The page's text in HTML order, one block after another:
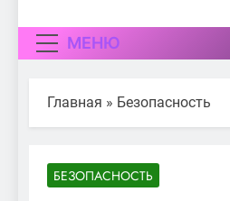
МЕНЮ
Главная » Безопасность
БЕЗОПАСНОСТЬ